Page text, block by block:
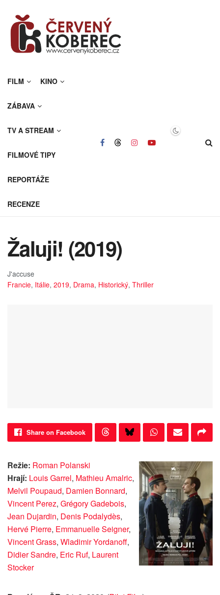
FILM KINO
ZÁBAVA
TV A STREAM
FILMOVÉ TIPY
REPORTÁŽE
RECENZE
Žaluji! (2019)
J'accuse
Francie, Itálie, 2019, Drama, Historický, Thriller
Share on Facebook
Režie: Roman Polanski
Hrají: Louis Garrel, Mathieu Amalric,
Melvil Poupaud, Damien Bonnard,
Vincent Perez, Grégory Gadebois,
Jean Dujardin, Denis Podalydès,
Hervé Pierre, Emmanuelle Seigner,
Vincent Grass, Wladimir Yordanoff,
Didier Sandre, Eric Ruf, Laurent
Stocker